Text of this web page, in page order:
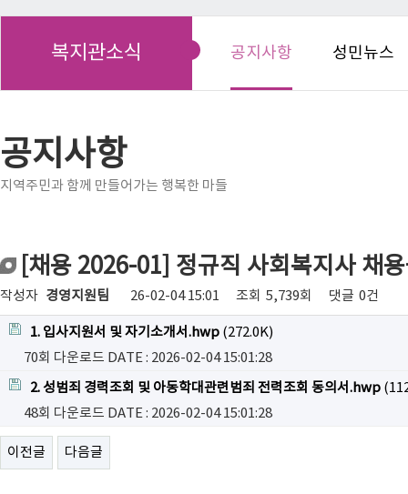
복지관소식 공지사항 성민뉴스
공지사항
지역주민과 함께 만들어가는 행복한 마들
[채용 2026-01] 정규직 사회복지사 채
작성자 경영지원팀 26-02-04 15:01 조회 5,739회 댓글 0건
1. 입사지원서 및 자기소개서.hwp (272.0K)
70회 다운로드 DATE : 2026-02-04 15:01:28
2. 성범죄 경력조회 및 아동학대관련범죄 전력조회 동의서.hwp
48회 다운로드 DATE : 2026-02-04 15:01:28
이전글 다음글